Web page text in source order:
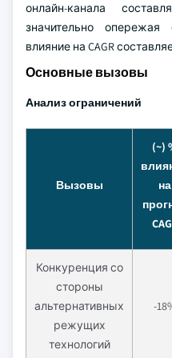
онлайн-канала
значительно
влияние на CAGR
Основные вызовы
Анализ ограничений
Вызовы
(~)
на
Конкуренция со
стороны
альтернативных
режущих
технологий
-